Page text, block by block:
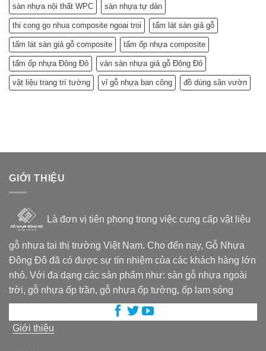
sàn nhựa nội thất WPC sàn nhựa tự dán
thi cong go nhua composite ngoai troi tấm lát sàn giả gỗ
tấm lát sàn giả gỗ composite tấm ốp nhựa composite
tấm ốp nhựa Đông Đô ván sàn nhựa giả gỗ Đông Đô
vật liệu trang trí tường vỉ gỗ nhựa ban công đồ dùng sân vườn
GIỚI THIỆU
Là đơn vị tiên phong trong việc cung cấp vật liệu
gỗ nhựa tại thị trường Việt Nam. Cho đến nay, Gỗ Nhựa
Đông Đô đã có được sự tín nhiệm của các khách hàng lớn
nhỏ. Với đa dạng các sản phẩm như: sàn gỗ nhựa ngoài
trời, gỗ nhựa ốp trần, gỗ nhựa ốp tường, ốp lam sóng
Giới thiệu